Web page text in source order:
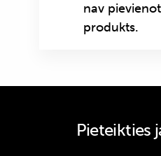
nav
produkts.
Pieteikties